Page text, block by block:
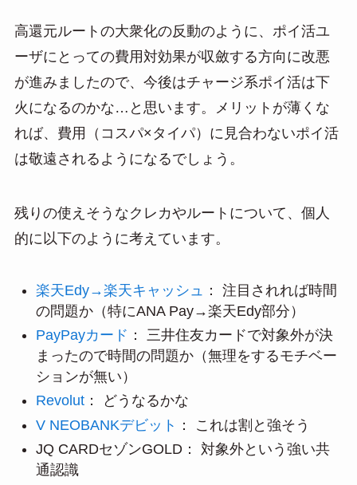
高還元ルートの大衆化の反動のように、ポイ活ユ
ーザにとっての費用対効果が収斂する方向に改悪
が進みましたので、今後はチャージ系ポイ活は下
火になるのかな…と思います。メリットが薄くな
れば、費用（コスパ×タイパ）に見合わないポイ活
は敬遠されるようになるでしょう。
残りの使えそうなクレカやルートについて、個人
的に以下のように考えています。
楽天Edy→楽天キャッシュ
： 注目されれば時間
の問題か（特にANA Pay→楽天Edy部分）
PayPayカード ： 三井住友カードで対象外が決
まったので時間の問題か（無理をするモチベー
ションが無い）
Revolut： どうなるかな
V NEOBANKデビット ： これは割と強そう
JQ CARDセゾンGOLD： 対象外という強い共
通認識